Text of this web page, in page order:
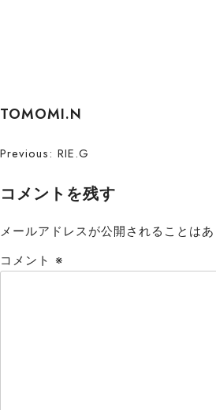
S
i
c
n
TOMOMI.N
投
稿
ビ
ゲ
Previous: RIE.G
コメントを残す
メールアドレスが公開されることはあ
コメント ※